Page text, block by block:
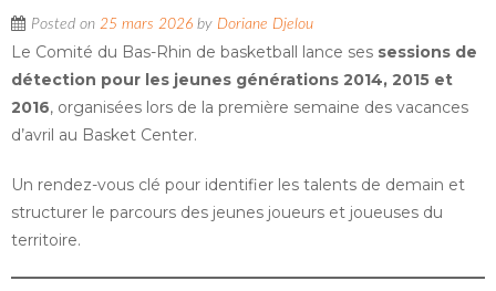
Posted on 25 mars 2026 by Doriane Djelou
Le Comité du Bas-Rhin de basketball lance ses sessions de
détection pour les jeunes générations 2014, 2015 et
2016, organisées lors de la première semaine des vacances
d’avril au Basket Center.
Un rendez-vous clé pour identifier les talents de demain et
structurer le parcours des jeunes joueurs et joueuses du
territoire.